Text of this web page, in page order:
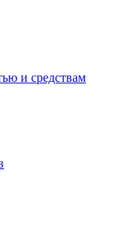
и средствам